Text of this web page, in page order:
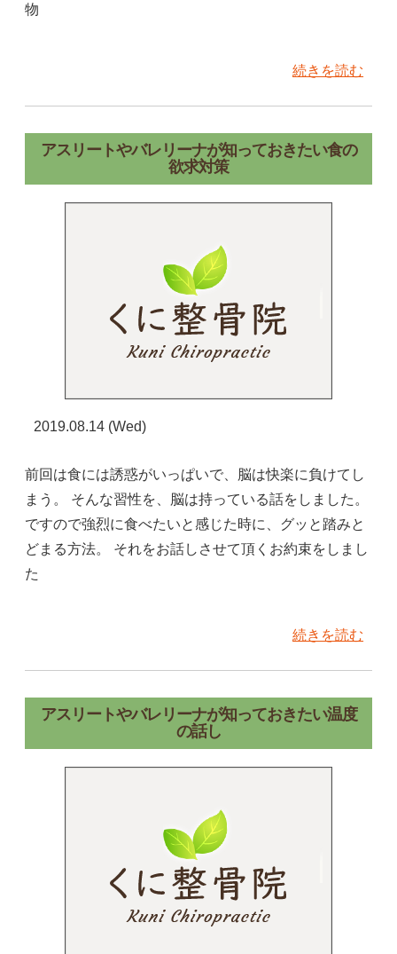
物
続きを読む
アスリートやバレリーナが知っておきたい食の
欲求対策
2019.08.14 (Wed)
前回は食には誘惑がいっぱいで、脳は快楽に負けてし
まう。 そんな習性を、脳は持っている話をしました。
ですので強烈に食べたいと感じた時に、グッと踏みと
どまる方法。 それをお話しさせて頂くお約束をしまし
た
続きを読む
アスリートやバレリーナが知っておきたい温度
の話し